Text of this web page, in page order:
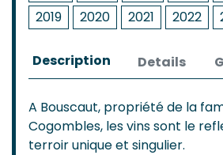
2019
2020 2021 2022
Description Details
A Bouscaut, propriété de la
Cogombles, les vins sont le
terroir unique et singulier.